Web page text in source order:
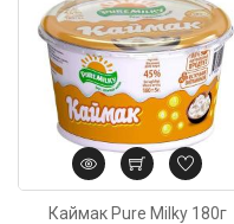
Каймак Pure Milky 180г